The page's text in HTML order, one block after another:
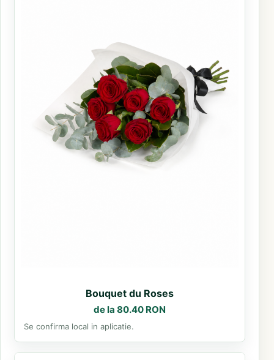
Bouquet du Roses
de la 80.40 RON
Se confirma local in aplicatie.